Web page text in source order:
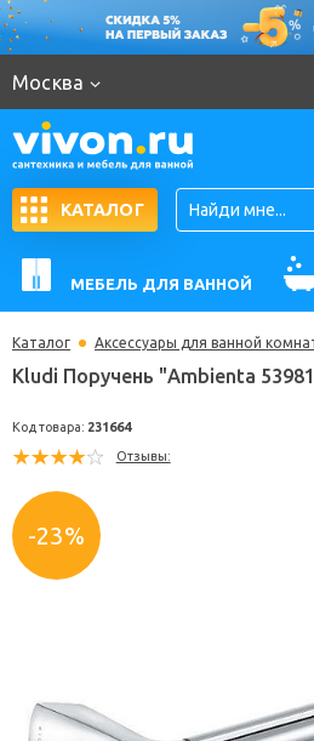
Москва
КАТАЛОГ
МЕБЕЛЬ ДЛЯ ВАННОЙ
Каталог Аксессуары для ванной
-23%
Kludi Поручень "Ambienta